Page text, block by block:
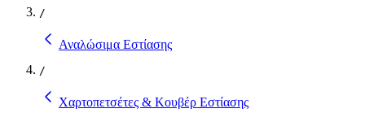
/
Αναλώσιμα Εστίασης
/
Χαρτοπετσέτες & Κουβέρ Εστίασης